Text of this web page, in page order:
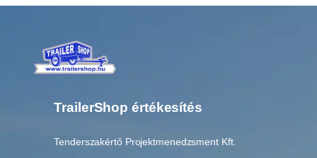
TrailerShop értékesítés
Tenderszakértő Projektmenedzsment Kft.